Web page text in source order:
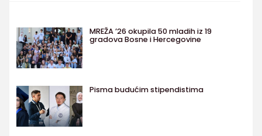
MREŽA ’26 okupila 50 mladih iz 19
gradova Bosne i Hercegovine
Pisma budućim stipendistima